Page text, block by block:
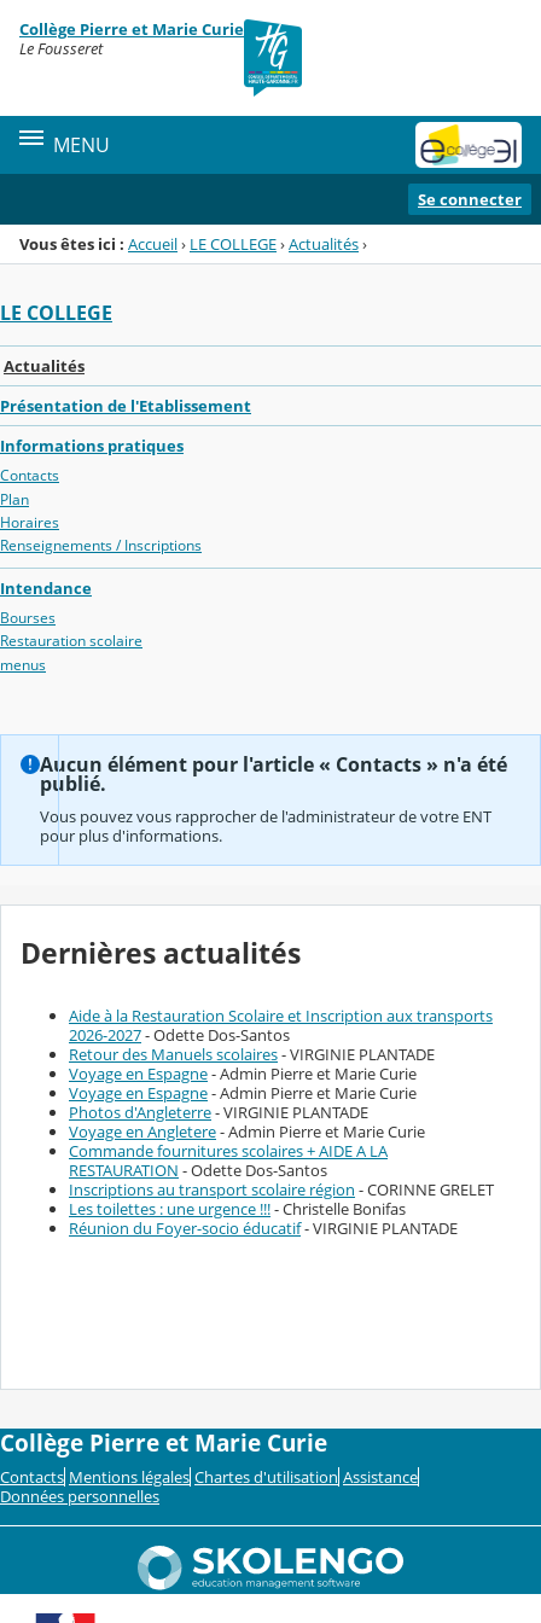
Menu de la rubrique
Contenu
Collège Pierre et Marie Curie
Le Fousseret
MENU
Se connecter
Vous êtes ici : Accueil› LE COLLEGE›Actualités›
LE COLLEGE
Actualités
Présentation de l'Etablissement
Informations pratiques
Contacts
Plan
Horaires
Renseignements / Inscriptions
Intendance
Bourses
Restauration scolaire
menus
Aucun élément pour l'article « Contacts » n'a été
publié.
Vous pouvez vous rapprocher de l'administrateur de votre ENT
pour plus d'informations.
Dernières actualités
Aide à la Restauration Scolaire et Inscription aux transports
2026-2027- Odette Dos-Santos
Retour des Manuels scolaires- VIRGINIE PLANTADE
Voyage en Espagne- Admin Pierre et Marie Curie
Voyage en Espagne- Admin Pierre et Marie Curie
Photos d'Angleterre- VIRGINIE PLANTADE
Voyage en Angletere- Admin Pierre et Marie Curie
Commande fournitures scolaires + AIDE A LA
RESTAURATION - Odette Dos-Santos
Inscriptions au transport scolaire région - CORINNE GRELET
Les toilettes : une urgence !!!- Christelle Bonifas
Réunion du Foyer-socio éducatif- VIRGINIE PLANTADE
Collège Pierre et Marie Curie
Contacts Mentions légales Chartes d'utilisation Assistance
Données personnelles